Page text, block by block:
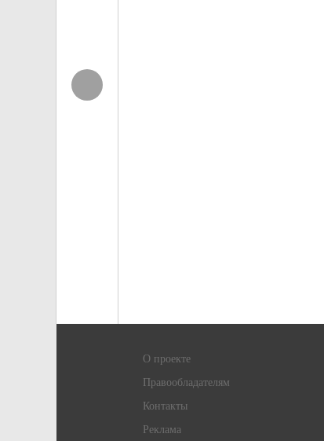
О проекте
Правообладателям
Контакты
Реклама